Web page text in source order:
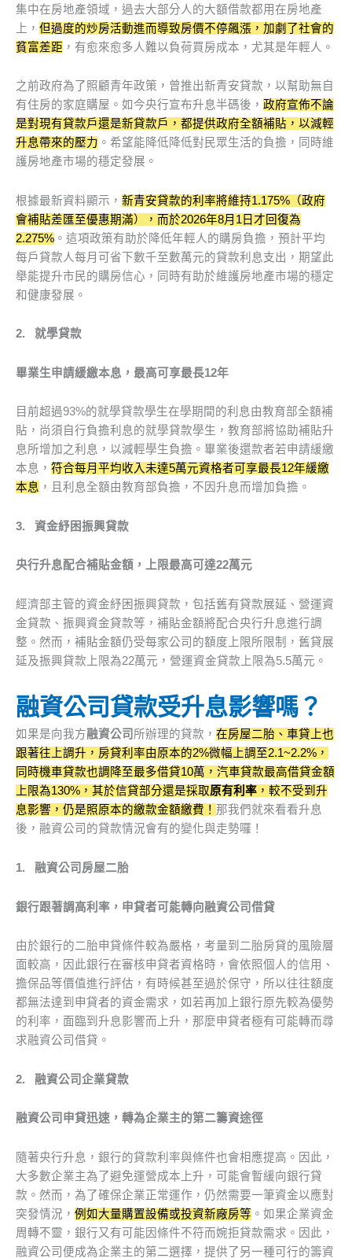
集中在房地產領域，過去大部分人的大額借款都用在房地產
上， 但過度的炒房活動進而導致房價不停飆漲，加劇了社會的
貧富差距 ，有愈來愈多人難以負荷買房成本，尤其是年輕人。
之前政府為了照顧青年政策，曾推出新青安貸款，以幫助無自
有住房的家庭購屋。如今央行宣布升息半碼後， 政府宣佈不論
是對現有貸款戶還是新貸款戶，都提供政府全額補貼，以減輕
升息帶來的壓力 。希望能降低降低對民眾生活的負擔，同時維
護房地產市場的穩定發展。
根據最新資料顯示， 新青安貸款的利率將維持1.175%（政府
會補貼差匯至優惠期滿），而於2026年8月1日才回復為
2.275% 。這項政策有助於降低年輕人的購房負擔，預計平均
每戶貸款人每月可省下數千至數萬元的貸款利息支出，期望此
舉能提升市民的購房信心，同時有助於維護房地產市場的穩定
和健康發展。
2. 就學貸款
畢業生申請緩繳本息，最高可享最長12年
目前超過93%的就學貸款學生在學期間的利息由教育部全額補
貼，尚須自行負擔利息的就學貸款學生，教育部將協助補貼升
息所增加之利息，以減輕學生負擔。畢業後還款者若申請緩繳
本息， 符合每月平均收入未達5萬元資格者可享最長12年緩繳
本息 ，且利息全額由教育部負擔，不因升息而增加負擔。
3. 資金紓困振興貸款
央行升息配合補貼金額，上限最高可達22萬元
經濟部主管的資金紓困振興貸款，包括舊有貸款展延、營運資
金貸款、振興資金貸款等，補貼金額將配合央行升息進行調
整。然而，補貼金額仍受每家公司的額度上限所限制，舊貸展
延及振興貸款上限為22萬元，營運資金貸款上限為5.5萬元。
融資公司貸款受升息影響嗎？
如果是向我方融資公司 所辦理的貸款， 在房屋二胎、車貸上也
跟著往上調升，房貸利率由原本的2%微幅上調至2.1~2.2%，
同時機車貸款也調降至最多借貸10萬，汽車貸款最高借貸金額
上限為130%，其於信貸部分還是採取原有利率 ，較不受到升
息影響，仍是照原本的繳款金額繳費！ 那我們就來看看升息
後，融資公司的貸款情況會有的變化與走勢囉！
1. 融資公司房屋二胎
銀行跟著調高利率，申貸者可能轉向融資公司借貸
由於銀行的二胎申貸條件較為嚴格，考量到二胎房貸的風險層
面較高，因此銀行在審核申貸者資格時，會依照個人的信用、
擔保品等價值進行評估，有時候甚至過於保守，所以往往額度
都無法達到申貸者的資金需求，如若再加上銀行原先較為優勢
的利率，面臨到升息影響而上升，那麼申貸者極有可能轉而尋
求融資公司借貸。
2. 融資公司企業貸款
融資公司申貸迅速，轉為企業主的第二籌資途徑
隨著央行升息，銀行的貸款利率與條件也會相應提高。因此，
大多數企業主為了避免運營成本上升，可能會暫緩向銀行貸
款。然而，為了確保企業正常運作，仍然需要一筆資金以應對
突發情況， 例如大量購置設備或投資新廠房等 。如果企業資金
周轉不靈，銀行又有可能因條件不符而婉拒貸款需求。因此，
融資公司便成為企業主的第二選擇，提供了另一種可行的籌資